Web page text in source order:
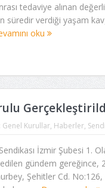
tedaviye alınan
süredir verdiği yaşam
oku
Genel Kurullar, Haberler,
İzmir Şubesi 1.
gündem gereğince,
Şehitler Cd.